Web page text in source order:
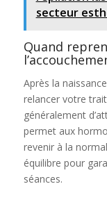
secteur
Quand
Après la
relancer votre
généralement
permet aux
revenir à la
équilibre pour
séances.